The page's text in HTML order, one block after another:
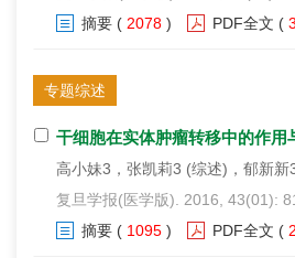
摘要 ( 2078 ) PDF全文 (
专题综述
干细胞在实体肿瘤转移中的作用
高小妹3，张凯莉3 (综述)，郁新
复旦学报(医学版). 2016, 43(01):
摘要 ( 1095 ) PDF全文 (